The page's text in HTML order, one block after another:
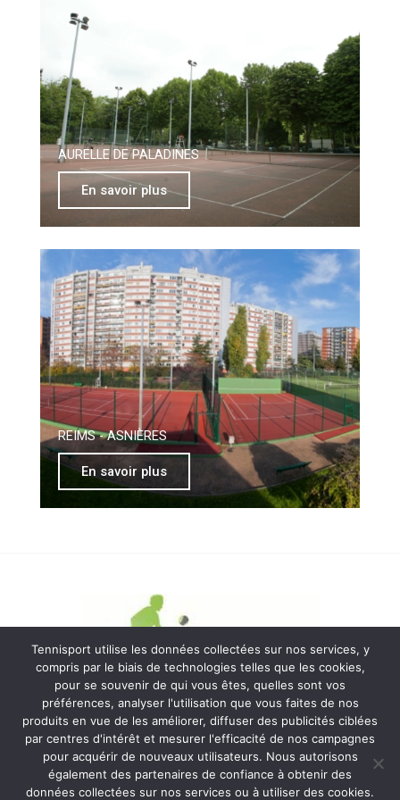
AURELLE DE PALADINES
En savoir plus
REIMS - ASNIÈRES
En savoir plus
MVAC 17è Tennisport 25 rue Lantiez 75017 Paris
Tennisport utilise les données collectées sur nos services, y
compris par le biais de technologies telles que les cookies,
pour se souvenir de qui vous êtes, quelles sont vos
préférences, analyser l'utilisation que vous faites de nos
produits en vue de les améliorer, diffuser des publicités ciblées
par centres d'intérêt et mesurer l'efficacité de nos campagnes
pour acquérir de nouveaux utilisateurs. Nous autorisons
également des partenaires de confiance à obtenir des
données collectées sur nos services ou à utiliser des cookies.